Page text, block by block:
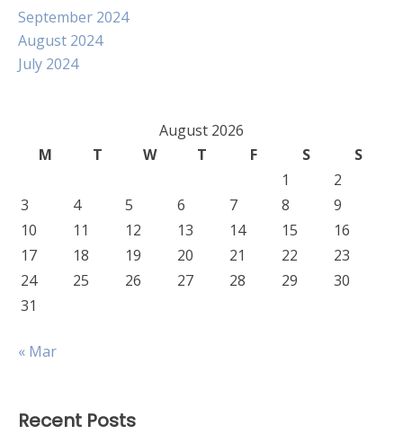
September 2024
August 2024
July 2024
August 2026
M
T W T F S
S
1
2
3
4 5 6 7 8
9
10
11 12 13 14 15
16
17
18 19 20 21 22
23
24
25 26 27 28 29
30
31
« Mar
Recent Posts